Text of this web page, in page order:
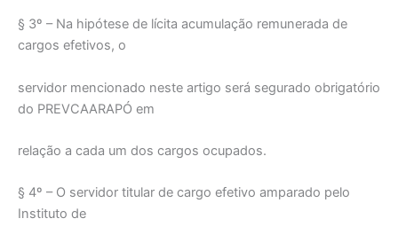
§ 3º – Na hipótese de lícita acumulação remunerada de
cargos efetivos, o
servidor mencionado neste artigo será segurado obrigatório
do PREVCAARAPÓ em
relação a cada um dos cargos ocupados.
§ 4º – O servidor titular de cargo efetivo amparado pelo
Instituto de